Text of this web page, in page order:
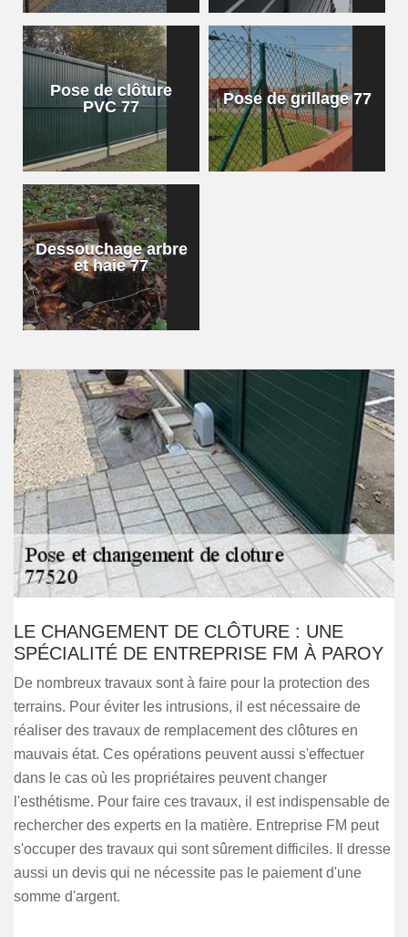
Pose de clôture
PVC 77
Pose de grillage 77
Dessouchage arbre
et haie 77
LE CHANGEMENT DE CLÔTURE : UNE
SPÉCIALITÉ DE ENTREPRISE FM À PAROY
De nombreux travaux sont à faire pour la protection des
terrains. Pour éviter les intrusions, il est nécessaire de
réaliser des travaux de remplacement des clôtures en
mauvais état. Ces opérations peuvent aussi s'effectuer
dans le cas où les propriétaires peuvent changer
l'esthétisme. Pour faire ces travaux, il est indispensable de
rechercher des experts en la matière. Entreprise FM peut
s'occuper des travaux qui sont sûrement difficiles. Il dresse
aussi un devis qui ne nécessite pas le paiement d'une
somme d'argent.